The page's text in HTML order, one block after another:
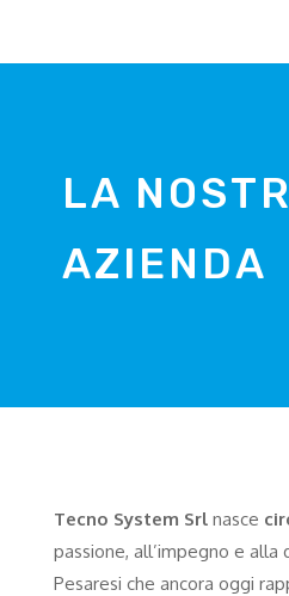
LA
AZIENDA
Tecno System Srlnasce
passione, all’impegno e alla
Pesaresi che ancora oggi